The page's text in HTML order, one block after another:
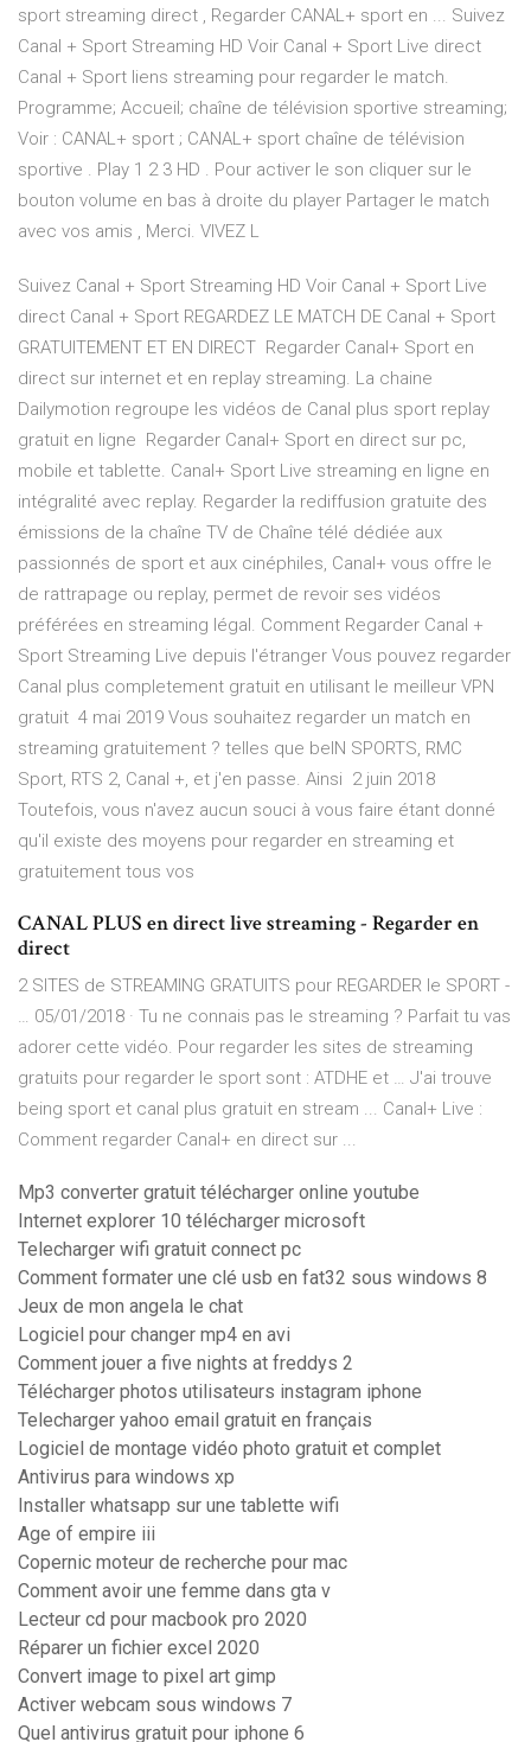
sport streaming direct , Regarder CANAL+ sport en ... Suivez
Canal + Sport Streaming HD Voir Canal + Sport Live direct
Canal + Sport liens streaming pour regarder le match.
Programme; Accueil; chaîne de télévision sportive streaming;
Voir : CANAL+ sport ; CANAL+ sport chaîne de télévision
sportive . Play 1 2 3 HD . Pour activer le son cliquer sur le
bouton volume en bas à droite du player Partager le match
avec vos amis , Merci. VIVEZ L
Suivez Canal + Sport Streaming HD Voir Canal + Sport Live
direct Canal + Sport REGARDEZ LE MATCH DE Canal + Sport
GRATUITEMENT ET EN DIRECT Regarder Canal+ Sport en
direct sur internet et en replay streaming. La chaine
Dailymotion regroupe les vidéos de Canal plus sport replay
gratuit en ligne Regarder Canal+ Sport en direct sur pc,
mobile et tablette. Canal+ Sport Live streaming en ligne en
intégralité avec replay. Regarder la rediffusion gratuite des
émissions de la chaîne TV de Chaîne télé dédiée aux
passionnés de sport et aux cinéphiles, Canal+ vous offre le
de rattrapage ou replay, permet de revoir ses vidéos
préférées en streaming légal. Comment Regarder Canal +
Sport Streaming Live depuis l'étranger Vous pouvez regarder
Canal plus completement gratuit en utilisant le meilleur VPN
gratuit 4 mai 2019 Vous souhaitez regarder un match en
streaming gratuitement ? telles que beIN SPORTS, RMC
Sport, RTS 2, Canal +, et j'en passe. Ainsi 2 juin 2018
Toutefois, vous n'avez aucun souci à vous faire étant donné
qu'il existe des moyens pour regarder en streaming et
gratuitement tous vos
CANAL PLUS en direct live streaming - Regarder en
direct
2 SITES de STREAMING GRATUITS pour REGARDER le SPORT -
… 05/01/2018 · Tu ne connais pas le streaming ? Parfait tu vas
adorer cette vidéo. Pour regarder les sites de streaming
gratuits pour regarder le sport sont : ATDHE et … J'ai trouve
being sport et canal plus gratuit en stream ... Canal+ Live :
Comment regarder Canal+ en direct sur ...
Mp3 converter gratuit télécharger online youtube
Internet explorer 10 télécharger microsoft
Telecharger wifi gratuit connect pc
Comment formater une clé usb en fat32 sous windows 8
Jeux de mon angela le chat
Logiciel pour changer mp4 en avi
Comment jouer a five nights at freddys 2
Télécharger photos utilisateurs instagram iphone
Telecharger yahoo email gratuit en français
Logiciel de montage vidéo photo gratuit et complet
Antivirus para windows xp
Installer whatsapp sur une tablette wifi
Age of empire iii
Copernic moteur de recherche pour mac
Comment avoir une femme dans gta v
Lecteur cd pour macbook pro 2020
Réparer un fichier excel 2020
Convert image to pixel art gimp
Activer webcam sous windows 7
Quel antivirus gratuit pour iphone 6